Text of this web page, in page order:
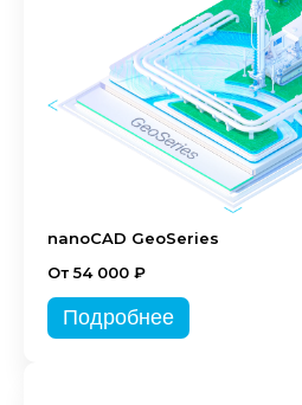
nanoCAD GeoSeries
От 54 000 ₽
Подробнее